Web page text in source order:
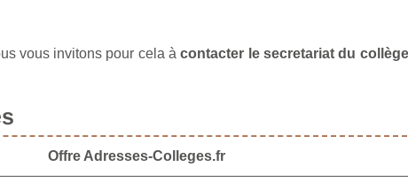
vous invitons pour cela àcontacter le secretariat du collège
Offre Adresses-Colleges.fr